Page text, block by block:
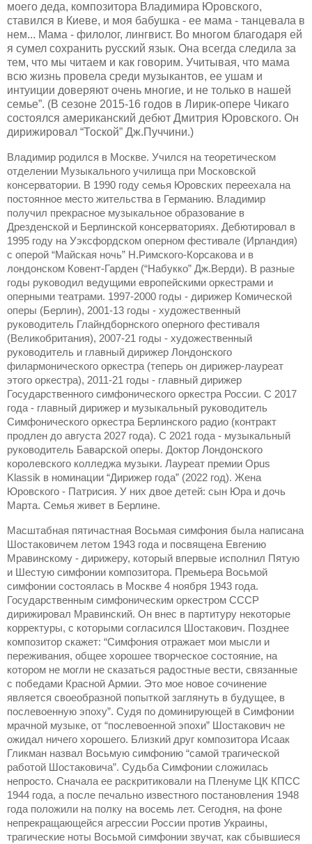
моего деда, композитора Владимира Юровского,
ставился в Киеве, и моя бабушка - ее мама - танцевала в
нем... Мама - филолог, лингвист. Во многом благодаря ей
я сумел сохранить русский язык. Она всегда следила за
тем, что мы читаем и как говорим. Учитывая, что мама
всю жизнь провела среди музыкантов, ее ушам и
интуиции доверяют очень многие, и не только в нашей
семье”. (В сезоне 2015-16 годов в Лирик-опере Чикаго
состоялся американский дебют Дмитрия Юровского. Он
дирижировал “Тоской” Дж.Пуччини.)
Владимир родился в Москве. Учился на теоретическом
отделении Музыкального училища при Московской
консерватории. В 1990 году семья Юровских переехала на
постоянное место жительства в Германию. Владимир
получил прекрасное музыкальное образование в
Дрезденской и Берлинской консерваториях. Дебютировал в
1995 году на Уэксфордском оперном фестивале (Ирландия)
с оперой “Майская ночь” Н.Римского-Корсакова и в
лондонском Ковент-Гарден (“Набукко” Дж.Верди). В разные
годы руководил ведущими европейскими оркестрами и
оперными театрами. 1997-2000 годы - дирижер Комической
оперы (Берлин), 2001-13 годы - художественный
руководитель Глайндборнского оперного фестиваля
(Великобритания), 2007-21 годы - художественный
руководитель и главный дирижер Лондонского
филармонического оркестра (теперь он дирижер-лауреат
этого оркестра), 2011-21 годы - главный дирижер
Государственного симфонического оркестра России. С 2017
года - главный дирижер и музыкальный руководитель
Симфонического оркестра Берлинского радио (контракт
продлен до августа 2027 года). С 2021 года - музыкальный
руководитель Баварской оперы. Доктор Лондонского
королевского колледжа музыки. Лауреат премии Opus
Klassik в номинации “Дирижер года” (2022 год). Жена
Юровского - Патрисия. У них двое детей: сын Юра и дочь
Марта. Семья живет в Берлине.
Масштабная пятичастная Восьмая симфония была написана
Шостаковичем летом 1943 года и посвящена Евгению
Мравинскому - дирижеру, который впервые исполнил Пятую
и Шестую симфонии композитора. Премьера Восьмой
симфонии состоялась в Москве 4 ноября 1943 года.
Государственным симфоническим оркестром СССР
дирижировал Мравинский. Он внес в партитуру некоторые
корректуры, с которыми согласился Шостакович. Позднее
композитор скажет: “Симфония отражает мои мысли и
переживания, общее хорошее творческое состояние, на
котором не могли не сказаться радостные вести, связанные
с победами Красной Армии. Это мое новое сочинение
является своеобразной попыткой заглянуть в будущее, в
послевоенную эпоху”. Судя по доминирующей в Симфонии
мрачной музыке, от “послевоенной эпохи” Шостакович не
ожидал ничего хорошего. Близкий друг композитора Исаак
Гликман назвал Восьмую симфонию “самой трагической
работой Шостаковича”. Судьба Симфонии сложилась
непросто. Сначала ее раскритиковали на Пленуме ЦК КПСС
1944 года, а после печально известного постановления 1948
года положили на полку на восемь лет. Сегодня, на фоне
непрекращающейся агрессии России против Украины,
трагические ноты Восьмой симфонии звучат, как сбывшиеся